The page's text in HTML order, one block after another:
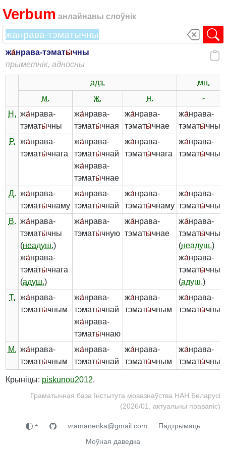
Verbum анлайнавы слоўнік
жа́нрава-тэматы́чны
прыметнік, адносны
адз.
мн.
м.
ж. н.
-
Н. жа́нрава-
тэматы́чны
жа́нрава-
тэматы́чная
жа́нрава-
тэматы́чнае
жа́нрава-
тэматы́чныя
Р.
жа́нрава-
тэматы́чнага
жа́нрава-
тэматы́чнай
жа́нрава-
тэматы́чнае
жа́нрава-
тэматы́чнага
жа́нрава-
тэматы́чных
Д. жа́нрава-
тэматы́чнаму
жа́нрава-
тэматы́чнай
жа́нрава-
тэматы́чнаму
жа́нрава-
тэматы́чным
В. жа́нрава-
тэматы́чны
(неадуш.)
жа́нрава-
тэматы́чнага
(адуш.)
жа́нрава-
тэматы́чную
жа́нрава-
тэматы́чнае
жа́нрава-
тэматы́чныя
(неадуш.)
жа́нрава-
тэматы́чных
(адуш.)
Т.
жа́нрава-
тэматы́чным
жа́нрава-
тэматы́чнай
жа́нрава-
тэматы́чнаю
жа́нрава-
тэматы́чным
жа́нрава-
тэматы́
М. жа́нрава-
тэматы́чным
жа́нрава-
тэматы́чнай
жа́нрава-
тэматы́чным
жа́нрава-
тэматы́чных
Крыніцы: piskunou2012.
Граматычная база Інстытута мовазнаўства НАН Беларусі
(2026/01, актуальны правапіс)
vramanenka@gmail.com
Падтрымаць
Моўная даведка